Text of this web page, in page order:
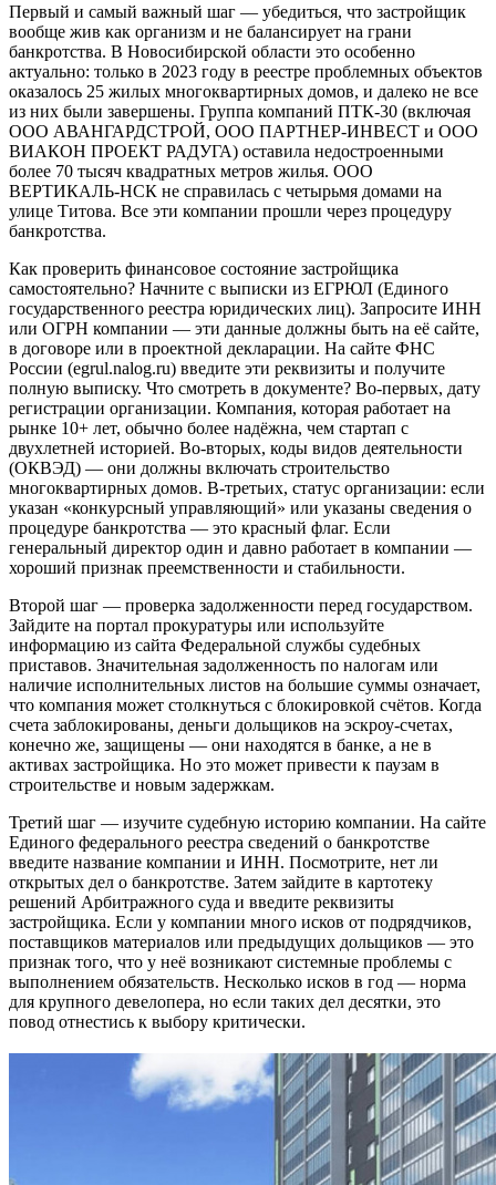
Первый и самый важный шаг — убедиться, что застройщик
вообще жив как организм и не балансирует на грани
банкротства. В Новосибирской области это особенно
актуально: только в 2023 году в реестре проблемных объектов
оказалось 25 жилых многоквартирных домов, и далеко не все
из них были завершены. Группа компаний ПТК-30 (включая
ООО АВАНГАРДСТРОЙ, ООО ПАРТНЕР-ИНВЕСТ и ООО
ВИАКОН ПРОЕКТ РАДУГА) оставила недостроенными
более 70 тысяч квадратных метров жилья. ООО
ВЕРТИКАЛЬ-НСК не справилась с четырьмя домами на
улице Титова. Все эти компании прошли через процедуру
банкротства.
Как проверить финансовое состояние застройщика
самостоятельно? Начните с выписки из ЕГРЮЛ (Единого
государственного реестра юридических лиц). Запросите ИНН
или ОГРН компании — эти данные должны быть на её сайте,
в договоре или в проектной декларации. На сайте ФНС
России (egrul.nalog.ru) введите эти реквизиты и получите
полную выписку. Что смотреть в документе? Во-первых, дату
регистрации организации. Компания, которая работает на
рынке 10+ лет, обычно более надёжна, чем стартап с
двухлетней историей. Во-вторых, коды видов деятельности
(ОКВЭД) — они должны включать строительство
многоквартирных домов. В-третьих, статус организации: если
указан «конкурсный управляющий» или указаны сведения о
процедуре банкротства — это красный флаг. Если
генеральный директор один и давно работает в компании —
хороший признак преемственности и стабильности.
Второй шаг — проверка задолженности перед государством.
Зайдите на портал прокуратуры или используйте
информацию из сайта Федеральной службы судебных
приставов. Значительная задолженность по налогам или
наличие исполнительных листов на большие суммы означает,
что компания может столкнуться с блокировкой счётов. Когда
счета заблокированы, деньги дольщиков на эскроу-счетах,
конечно же, защищены — они находятся в банке, а не в
активах застройщика. Но это может привести к паузам в
строительстве и новым задержкам.
Третий шаг — изучите судебную историю компании. На сайте
Единого федерального реестра сведений о банкротстве
введите название компании и ИНН. Посмотрите, нет ли
открытых дел о банкротстве. Затем зайдите в картотеку
решений Арбитражного суда и введите реквизиты
застройщика. Если у компании много исков от подрядчиков,
поставщиков материалов или предыдущих дольщиков — это
признак того, что у неё возникают системные проблемы с
выполнением обязательств. Несколько исков в год — норма
для крупного девелопера, но если таких дел десятки, это
повод отнестись к выбору критически.